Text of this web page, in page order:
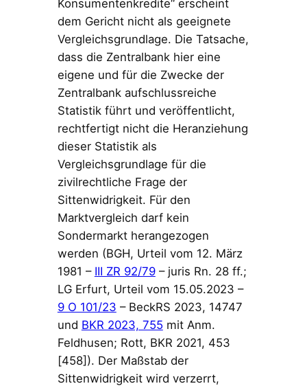
Konsumentenkredite“ erscheint
dem Gericht nicht als geeignete
Vergleichsgrundlage. Die Tatsache,
dass die Zentralbank hier eine
eigene und für die Zwecke der
Zentralbank aufschlussreiche
Statistik führt und veröffentlicht,
rechtfertigt nicht die Heranziehung
dieser Statistik als
Vergleichsgrundlage für die
zivilrechtliche Frage der
Sittenwidrigkeit. Für den
Marktvergleich darf kein
Sondermarkt herangezogen
werden (BGH, Urteil vom 12. März
1981 – III ZR 92/79– juris Rn. 28 ff.;
LG Erfurt, Urteil vom 15.05.2023 –
9 O 101/23 – BeckRS 2023, 14747
und BKR 2023, 755 mit Anm.
Feldhusen; Rott, BKR 2021, 453
[458]). Der Maßstab der
Sittenwidrigkeit wird verzerrt,